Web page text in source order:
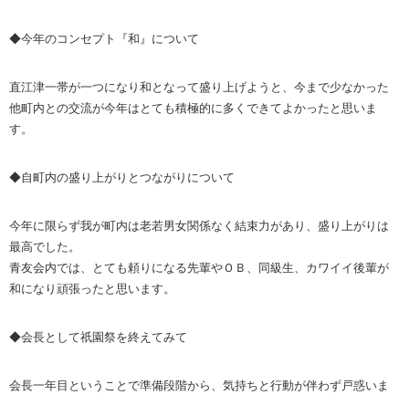
◆今年のコンセプト『和』について
直江津一帯が一つになり和となって盛り上げようと、今まで少なかった
他町内との交流が今年はとても積極的に多くできてよかったと思いま
す。
◆自町内の盛り上がりとつながりについて
今年に限らず我が町内は老若男女関係なく結束力があり、盛り上がりは
最高でした。
青友会内では、とても頼りになる先輩やＯＢ、同級生、カワイイ後輩が
和になり頑張ったと思います。
◆会長として祇園祭を終えてみて
会長一年目ということで準備段階から、気持ちと行動が伴わず戸惑いま